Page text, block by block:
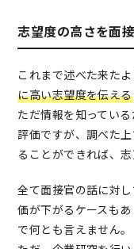
志望度の高さを面
これまで述べた来た
に高い志望度を伝える
ただ情報を知ってい
評価ですが、調べた
ることができれば、志
全て面接官の話に対
価が下がるケースも
で何とも言えません。